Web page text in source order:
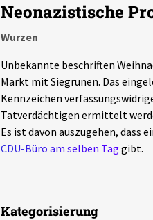
Neonazistische
Wurzen
Unbekannte beschriften
Markt mit Siegrunen. Das
Kennzeichen
Tatverdächtigen ermittelt
Es ist davon auszugehen, dass
CDU-Büro am selben Tag gibt.
Kategorisierung